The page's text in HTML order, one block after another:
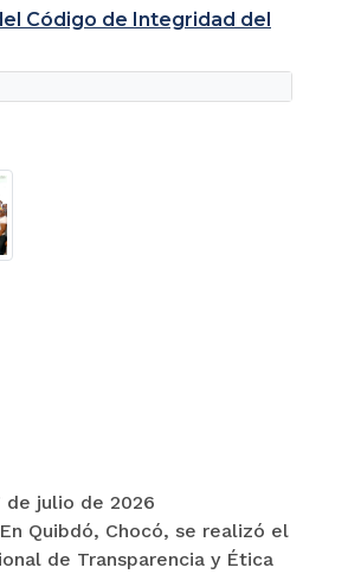
Código de Integridad del
de julio de 2026
Quibdó, Chocó, se realizó el
de Transparencia y Ética